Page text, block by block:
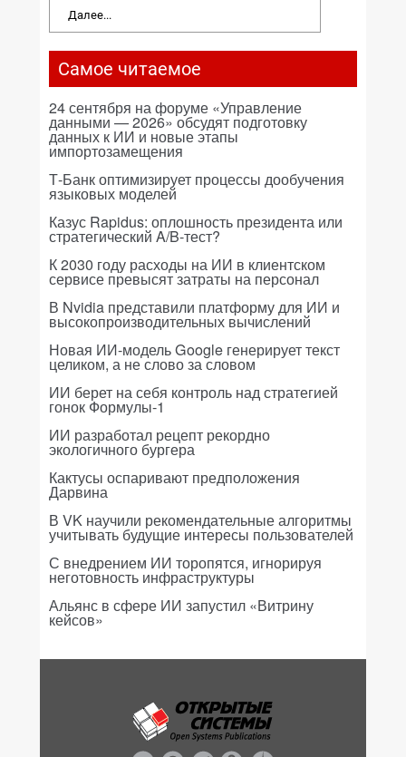
Далее...
Самое читаемое
24 сентября на форуме «Управление
данными — 2026» обсудят подготовку
данных к ИИ и новые этапы
импортозамещения
Т-Банк оптимизирует процессы дообучения
языковых моделей
Казус Rapidus: оплошность президента или
стратегический A/B-тест?
К 2030 году расходы на ИИ в клиентском
сервисе превысят затраты на персонал
В Nvidia представили платформу для ИИ и
высокопроизводительных вычислений
Новая ИИ-модель Google генерирует текст
целиком, а не слово за словом
ИИ берет на себя контроль над стратегией
гонок Формулы-1
ИИ разработал рецепт рекордно
экологичного бургера
Кактусы оспаривают предположения
Дарвина
В VK научили рекомендательные алгоритмы
учитывать будущие интересы пользователей
С внедрением ИИ торопятся, игнорируя
неготовность инфраструктуры
Альянс в сфере ИИ запустил «Витрину
кейсов»